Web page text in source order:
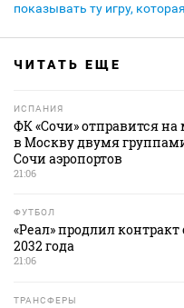
показывать ту игру,
ЧИТАТЬ ЕЩЕ
ИСПАНИЯ
ФК «Сочи» отправится
в Москву двумя
Сочи аэропортов
21:06
ФУТБОЛ
«Реал» продлил
2032 года
21:06
ТРАНСФЕРЫ